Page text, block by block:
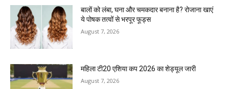
बालों को लंबा, घना और चमकदार बनाना है? रोजाना खाएं
ये पोषक तत्वों से भरपूर फूड्स
August 7, 2026
महिला टी20 एशिया कप 2026 का शेड्यूल जारी
August 7, 2026